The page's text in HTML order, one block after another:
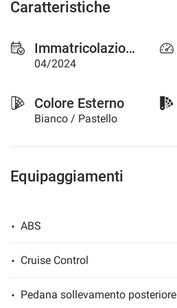
Caratteristiche
Immatricolazione
04/2024
Colore Esterno
Bianco / Pastello
Equipaggiamenti
ABS
Cruise Control
Pedana sollevamento posteriore
questi
di
tracciamento
alla
cookie
policy.
rivedere
modificare
scelte
in
momento.